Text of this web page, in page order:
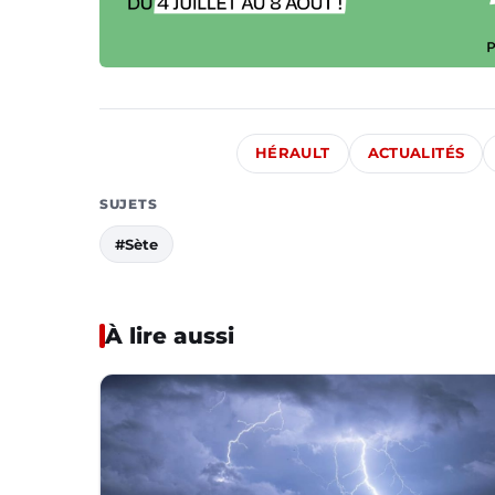
HÉRAULT ACTUALITÉS
SUJETS
#Sète
À lire aussi